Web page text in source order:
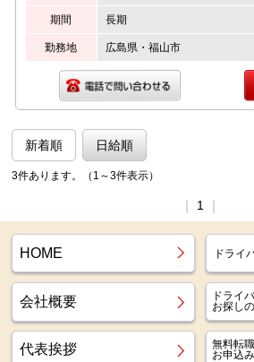
期間 長期
勤務地 広島県・福山市
新着順 日給順
3件あります。（1～3件表示）
1
HOME ドライ
会社概要
ドライ
お探し
代表挨拶
無料転
お申込み